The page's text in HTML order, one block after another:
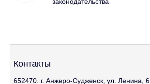
Контакты
652470. г. Анжеро-Судженск, ул. Ленина, 6